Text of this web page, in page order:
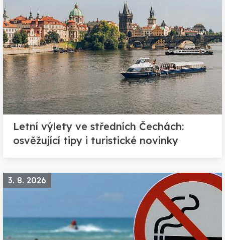
Letní výlety ve středních Čechách:
osvěžující tipy i turistické novinky
3. 8. 2026